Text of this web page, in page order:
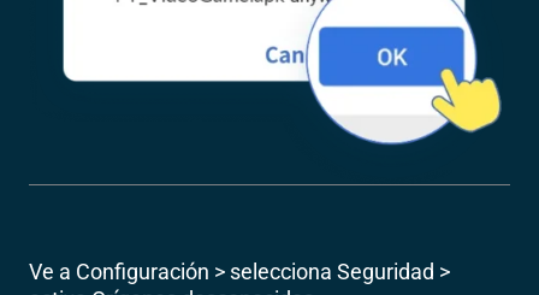
Ve a Configuración > selecciona Seguridad >